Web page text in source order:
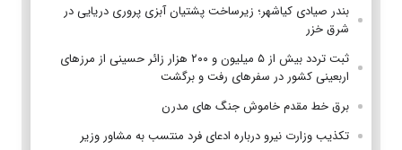
بندر صیادی کیاشهر؛ زیرساخت پشتیان آبزی پروری دریایی در
شرق خزر
ثبت تردد بیش از ۵ میلیون و ۲۰۰ هزار زائر حسینی از مرزهای
اربعینی کشور در سفرهای رفت و برگشت
برق خط مقدم خاموش جنگ های مدرن
تکذیب وزارت نیرو درباره ادعای فرد منتسب به مشاور وزیر